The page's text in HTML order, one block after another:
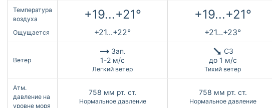
Температура
воздуха
+19...+21° +19...+21°
Ощущается +21...+22° +21...+23°
Ветер
Зап.
1-2 м/с
Легкий ветер
СЗ
до 1 м/с
Тихий ветер
Атм.
давление на
уровне моря
758 мм рт. ст.
Нормальное давление
758 мм рт. ст.
Нормальное давление